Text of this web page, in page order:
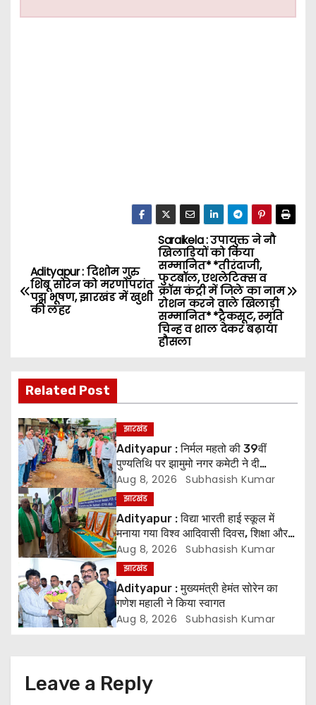
o
s
a
v
i
g
a
t
i
o
n
Saraikela : उपायुक्त ने नौ
खिलाड़ियों को किया
सम्मानित* *तीरंदाजी,
फुटबॉल, एथलेटिक्स व
क्रॉस कंट्री में जिले का नाम
रोशन करने वाले खिलाड़ी
सम्मानित* *ट्रैकसूट, स्मृति
चिन्ह व शाल देकर बढ़ाया
हौसला
Adityapur : दिशोम गुरु
शिबू सोरेन को मरणोपरांत
पद्म भूषण, झारखंड में खुशी
की लहर
Related Post
झारखंड
Adityapur : निर्मल महतो की 39वीं
पुण्यतिथि पर झामुमो नगर कमेटी ने दी
श्रद्धांजलि
Aug 8, 2026 Subhasish Kumar
झारखंड
Adityapur : विद्या भारती हाई स्कूल में
मनाया गया विश्व आदिवासी दिवस, शिक्षा और
संस्कृति संरक्षण पर जोर
Aug 8, 2026 Subhasish Kumar
झारखंड
Adityapur : मुख्यमंत्री हेमंत सोरेन का
गणेश महाली ने किया स्वागत
Aug 8, 2026 Subhasish Kumar
Leave a Reply